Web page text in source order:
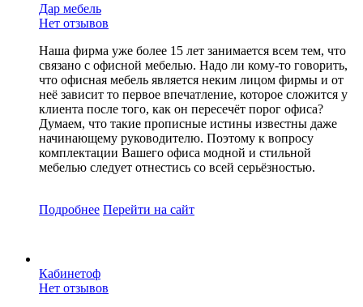
Дар мебель
Нет отзывов
Наша фирма уже более 15 лет занимается всем тем, что
связано с офисной мебелью. Надо ли кому-то говорить,
что офисная мебель является неким лицом фирмы и от
неё зависит то первое впечатление, которое сложится у
клиента после того, как он пересечёт порог офиса?
Думаем, что такие прописные истины известны даже
начинающему руководителю. Поэтому к вопросу
комплектации Вашего офиса модной и стильной
мебелью следует отнестись со всей серьёзностью.
Подробнее Перейти на сайт
Кабинетоф
Нет отзывов